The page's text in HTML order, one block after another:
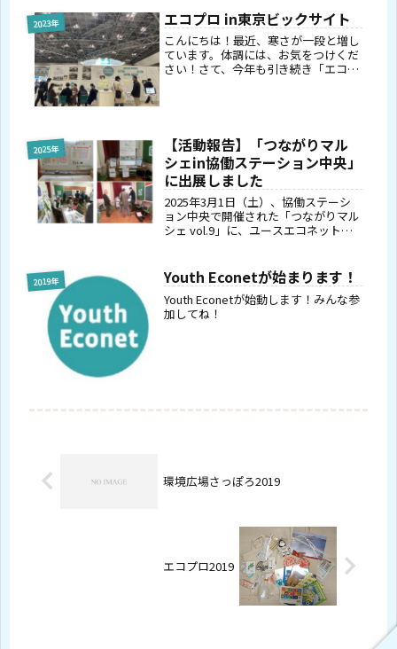
ただき、4つのテーマに沿って登壇者
が活動紹...
2023年 エコプロ in東京ビックサイト
こんにちは！最近、寒さが一段と増し
ています。体調には、お気をつけくだ
さい！さて、今年も引き続き「エコプ
2025年
【活動報告】「つながりマル
シェin協働ステーション中央」
に出展しました
2025年3月1日（土）、協働ステーシ
ョン中央で開催された「つながりマル
シェ vol.9」に、ユースエコネットと
い、つながりを広げる交流型マルシェ
で、今年も多くの出展者と来場...
2019年 Youth Econetが始まります！
Youth Econetが始動します！みんな参
加してね！
環境広場さっぽろ2019
エコプロ2019